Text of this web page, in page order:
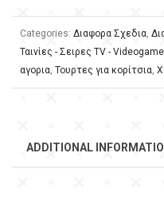
Categories: Διαφορα Σχεδια,
Ταινίες - Σειρες TV -
αγορια, Τουρτες για κορίτσια,
ADDITIONAL